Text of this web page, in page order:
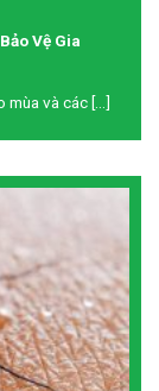
Vệ Gia
và các [...]